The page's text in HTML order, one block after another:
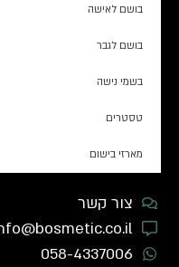
בושם לאישה
בושם לגבר
בשמי נישה
טסטרים
מארזי בישום
צור קשר
info@bosmetic.co.il
058-4337006